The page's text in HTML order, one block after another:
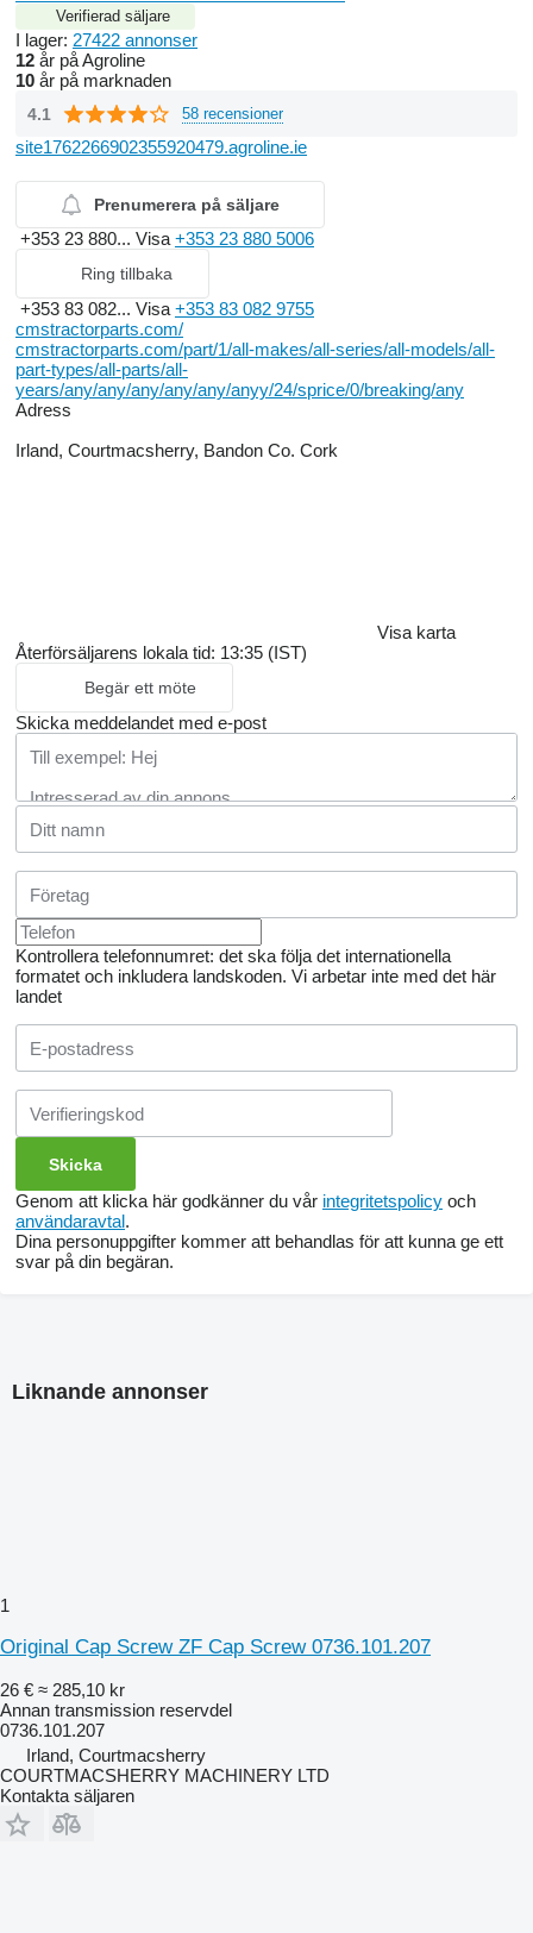
Verifierad säljare
I lager: 27422 annonser
12 år på Agroline
10 år på marknaden
4.1 58 recensioner
site1762266902355920479.agroline.ie
Prenumerera på säljare
+353 23 880... Visa +353 23 880 5006
Ring tillbaka
+353 83 082... Visa +353 83 082 9755
cmstractorparts.com/
cmstractorparts.com/part/1/all-makes/all-series/all-models/all-
part-types/all-parts/all-
years/any/any/any/any/any/anyy/24/sprice/0/breaking/any
Adress
Irland, Courtmacsherry, Bandon Co. Cork
Visa karta
Återförsäljarens lokala tid: 13:35 (IST)
Begär ett möte
Skicka meddelandet med e-post
Kontrollera telefonnumret: det ska följa det internationella
formatet och inkludera landskoden. Vi arbetar inte med det här
landet
Genom att klicka här godkänner du vår integritetspolicy och
användaravtal.
Dina personuppgifter kommer att behandlas för att kunna ge ett
svar på din begäran.
Liknande annonser
1
Original Cap Screw ZF Cap Screw 0736.101.207
26 € ≈ 285,10 kr
Annan transmission reservdel
0736.101.207
Irland, Courtmacsherry
COURTMACSHERRY MACHINERY LTD
Kontakta säljaren